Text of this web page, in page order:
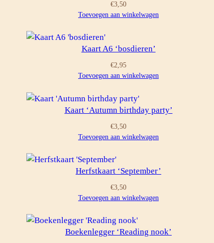
€3,50
Toevoegen aan winkelwagen
Kaart A6 ‘bosdieren’
€2,95
Toevoegen aan winkelwagen
Kaart ‘Autumn birthday party’
€3,50
Toevoegen aan winkelwagen
Herfstkaart ‘September’
€3,50
Toevoegen aan winkelwagen
Boekenlegger ‘Reading nook’